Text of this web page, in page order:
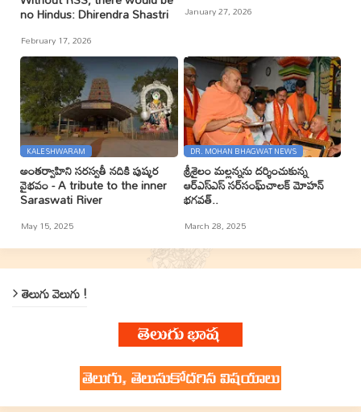
no Hindus: Dhirendra Shastri
February 17, 2026
January 27, 2026
KALESHWARAM
అంతర్వాహిని సరస్వతీ నదికి పుష్కర
వైభవం - A tribute to the inner
Saraswati River
May 15, 2025
DR. MOHAN BHAGWAT NEWS
శ్రీశైలం మల్లన్నను దర్శించుకున్న
ఆర్ఎస్ఎస్ సర్‌సంఘ్‌చాలక్ మోహన్
భగవత్..
March 28, 2025
తెలుగు వెలుగు !